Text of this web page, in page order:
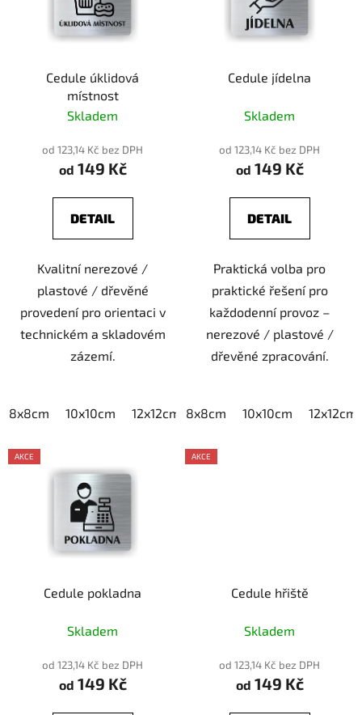
Cedule úklidová
místnost
Skladem
od 123,14 Kč bez DPH
od 149 Kč
DETAIL
Kvalitní nerezové /
plastové / dřevěné
provedení pro orientaci v
technickém a skladovém
zázemí.
8x8cm 10x10cm 12x12cm 15x15cm 20x20cm
Cedule jídelna
Skladem
od 123,14 Kč bez DPH
od 149 Kč
DETAIL
Praktická volba pro
praktické řešení pro
každodenní provoz –
nerezové / plastové /
dřevěné zpracování.
8x8cm 10x10cm 12x12cm
AKCE
Cedule pokladna
Skladem
od 123,14 Kč bez DPH
od 149 Kč
AKCE
Cedule hřiště
Skladem
od 123,14 Kč bez DPH
od 149 Kč